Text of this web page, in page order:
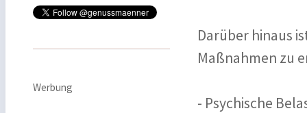
Werbung
Darüber hinaus
Maßnahmen zu
- Psychische